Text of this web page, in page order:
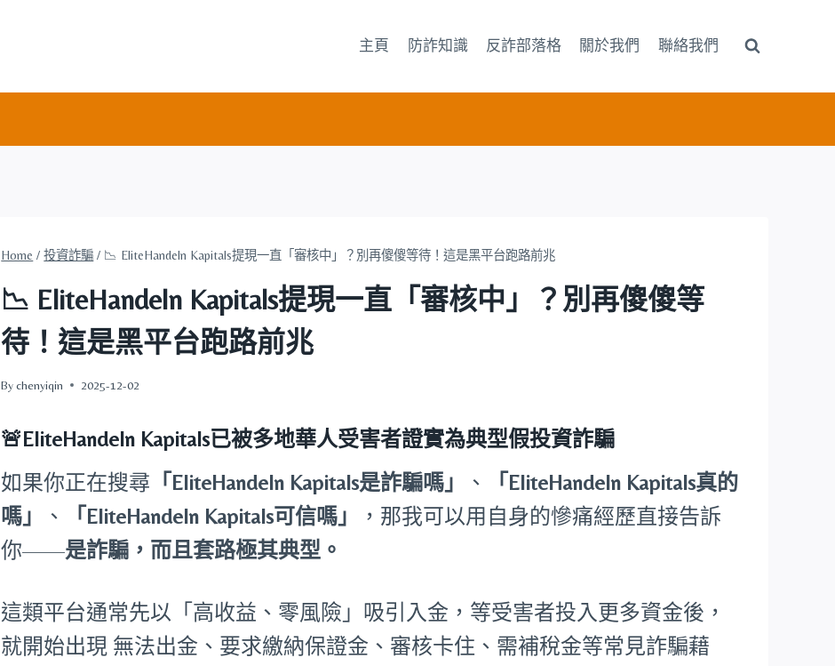
主頁 防詐知識 反詐部落格 關於我們 聯絡我們
Home / 投資詐騙 / 📉 EliteHandeln Kapitals提現一直「審核中」？別再傻傻等待！這是黑平台跑路前兆
📉 EliteHandeln Kapitals提現一直「審核中」？別再傻傻等
待！這是黑平台跑路前兆
By chenyiqin 2025-12-02
🚨EliteHandeln Kapitals已被多地華人受害者證實為典型假投資詐騙
如果你正在搜尋 「EliteHandeln Kapitals是詐騙嗎」 、
「EliteHandeln Kapitals真的
嗎」
、 「EliteHandeln Kapitals可信嗎」
，那我可以用自身的慘痛經歷直接告訴
你——是詐騙，而且套路極其典型。
這類平台通常先以「高收益、零風險」吸引入金，等受害者投入更多資金後，
就開始出現 無法出金、要求繳納保證金、審核卡住、需補稅金等常見詐騙藉